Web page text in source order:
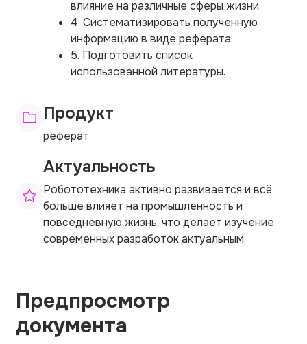
влияние на различные сферы жизни.
4. Систематизировать полученную
информацию в виде реферата.
5. Подготовить список
использованной литературы.
Продукт
реферат
Актуальность
Робототехника активно развивается и всё
больше влияет на промышленность и
повседневную жизнь, что делает изучение
современных разработок актуальным.
Предпросмотр
документа